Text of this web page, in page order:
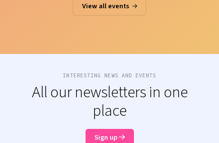
View all events
INTERESTING NEWS AND EVENTS
All our newsletters in one
place
Sign up